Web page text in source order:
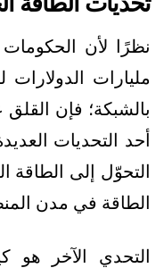
نظرًا لأن
مليارات
بالشبكة؛ فإن
أحد التحديات
التحوّل إلى الطاقة
الطاقة في مدن
التحدي الآخر هو